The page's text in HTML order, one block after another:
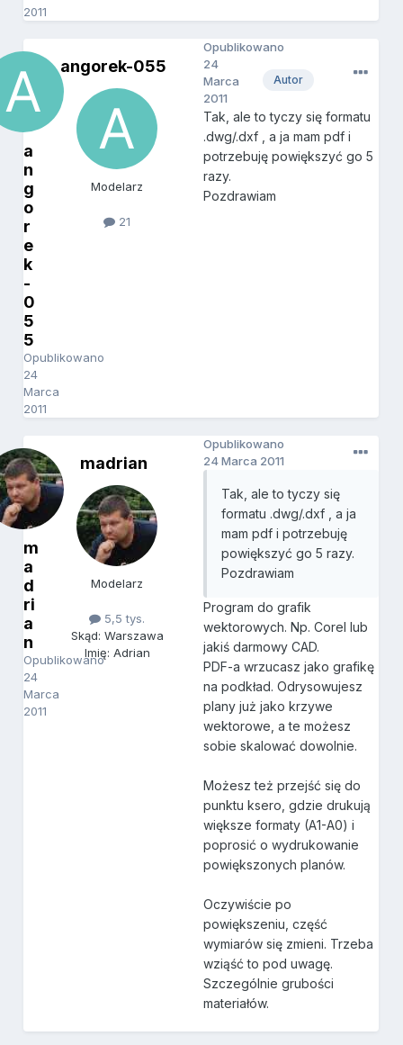
2011
a
n
g
o
r
e
k
-
0
5
5
Opublikowano
24
Marca
2011
angorek-055
Modelarz
21
Autor
Opublikowano
24
Marca
2011
Tak, ale to tyczy się formatu
.dwg/.dxf , a ja mam pdf i
potrzebuję powiększyć go 5
razy.
Pozdrawiam
m
a
d
ri
a
n
Opublikowano
24
Marca
2011
madrian
Modelarz
5,5 tys.
Skąd: Warszawa
Imię: Adrian
Opublikowano
24 Marca 2011
Tak, ale to tyczy się
formatu .dwg/.dxf , a ja
mam pdf i potrzebuję
powiększyć go 5 razy.
Pozdrawiam
Program do grafik
wektorowych. Np. Corel lub
jakiś darmowy CAD.
PDF-a wrzucasz jako grafikę
na podkład. Odrysowujesz
plany już jako krzywe
wektorowe, a te możesz
sobie skalować dowolnie.
Możesz też przejść się do
punktu ksero, gdzie drukują
większe formaty (A1-A0) i
poprosić o wydrukowanie
powiększonych planów.
Oczywiście po
powiększeniu, część
wymiarów się zmieni. Trzeba
wziąść to pod uwagę.
Szczególnie grubości
materiałów.